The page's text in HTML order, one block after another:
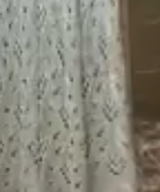
RESEXXY
【追加生産分】シャギーニットワンピース
4,620 円
30%OFF